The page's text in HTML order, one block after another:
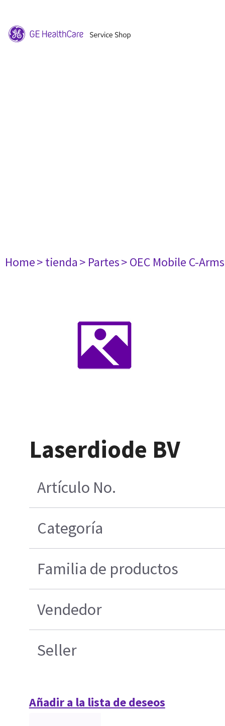
Home> tienda> Partes> OEC Mobile C-Arms
Laserdiode BV
Artículo No.
Categoría
Familia de productos
Vendedor
Seller
Añadir a la lista de deseos